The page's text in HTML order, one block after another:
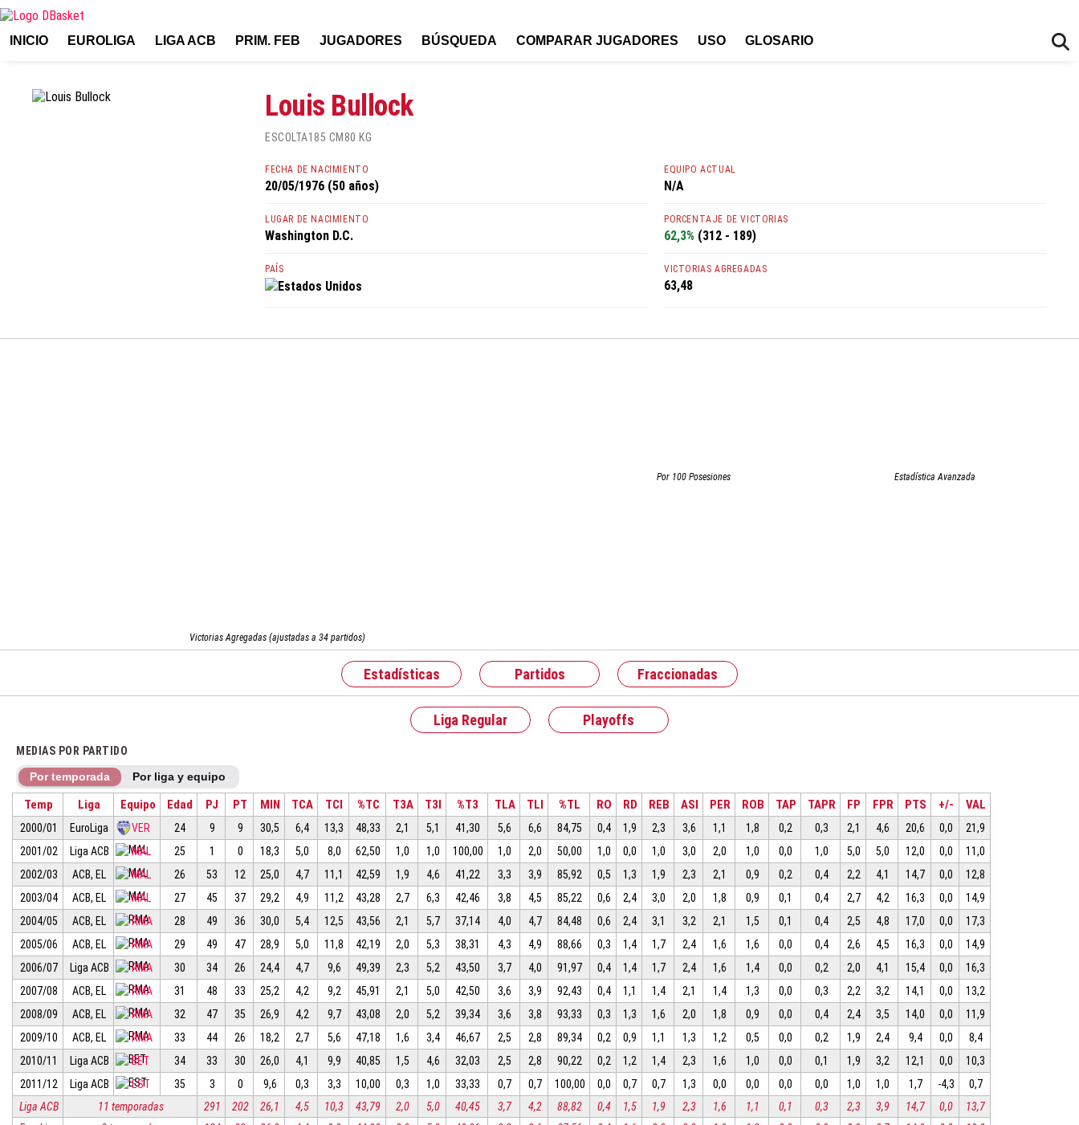
INICIO EUROLIGA LIGA ACB PRIM. FEB JUGADORES BÚSQUEDA COMPARAR JUGADORES USO GLOSARIO
Louis Bullock
ESCOLTA185 CM 80 KG
FECHA DE NACIMIENTO
20/05/1976 (50 años)
LUGAR DE NACIMIENTO
Washington D.C.
PAÍS
Estados Unidos
EQUIPO ACTUAL
N/A
PORCENTAJE DE VICTORIAS
62,3% (312 - 189)
VICTORIAS AGREGADAS
63,48
Victorias Agregadas (ajustadas a 34 partidos)
Por 100 Posesiones Estadística Avanzada
Estadísticas Partidos Fraccionadas
Liga Regular Playoffs
MEDIAS POR PARTIDO
Por temporada Por liga y equipo
Temp Liga Equipo Edad PJ PT MIN TCA TCI %TC T3A T3I %T3 TLA TLI %TL RO RD REB ASI PER ROB TAP TAPR FP FPR PTS +/- VAL
2000/01 EuroLiga VER 24 9 9 30,5 6,4 13,3 48,33 2,1 5,1 41,30 5,6 6,6 84,75 0,4 1,9 2,3 3,6 1,1 1,8 0,2 0,3 2,1 4,6 20,6 0,0
21,9
2001/02
Liga ACB MAL 25 1 0 18,3 5,0 8,0 62,50 1,0 1,0 100,00 1,0 2,0 50,00 1,0 0,0 1,0 3,0 2,0 1,0 0,0 1,0 5,0 5,0 12,0 0,0
11,0
2002/03
ACB, EL MAL 26 53 12 25,0 4,7 11,1 42,59 1,9 4,6 41,22 3,3 3,9 85,92 0,5 1,3 1,9 2,3 2,1 0,9 0,2 0,4 2,2 4,1 14,7 0,0
12,8
2003/04
ACB, EL MAL 27 45 37 29,2 4,9 11,2 43,28 2,7 6,3 42,46 3,8 4,5 85,22 0,6 2,4 3,0 2,0 1,8 0,9 0,1 0,4 2,7 4,2 16,3 0,0
14,9
2004/05
ACB, EL RMA 28 49 36 30,0 5,4 12,5 43,56 2,1 5,7 37,14 4,0 4,7 84,48 0,6 2,4 3,1 3,2 2,1 1,5 0,1 0,4 2,5 4,8 17,0 0,0
17,3
2005/06
ACB, EL RMA 29 49 47 28,9 5,0 11,8 42,19 2,0 5,3 38,31 4,3 4,9 88,66 0,3 1,4 1,7 2,4 1,6 1,6 0,0 0,4 2,6 4,5 16,3 0,0
14,9
2006/07
Liga ACB RMA 30 34 26 24,4 4,7 9,6 49,39 2,3 5,2 43,50 3,7 4,0 91,97 0,4 1,4 1,7 2,4 1,6 1,4 0,0 0,2 2,0 4,1 15,4 0,0
16,3
2007/08
ACB, EL RMA 31 48 33 25,2 4,2 9,2 45,91 2,1 5,0 42,50 3,6 3,9 92,43 0,4 1,1 1,4 2,1 1,4 1,3 0,0 0,3 2,2 3,2 14,1 0,0
13,2
2008/09
ACB, EL RMA 32 47 35 26,9 4,2 9,7 43,08 2,0 5,2 39,34 3,6 3,8 93,33 0,3 1,3 1,6 2,0 1,8 0,9 0,0 0,4 2,4 3,5 14,0 0,0
11,9
2009/10
ACB, EL RMA 33 44 26 18,2 2,7 5,6 47,18 1,6 3,4 46,67 2,5 2,8 89,34 0,2 0,9 1,1 1,3 1,2 0,5 0,0 0,2 1,9 2,4 9,4 0,0
8,4
2010/11
Liga ACB BET 34 33 30 26,0 4,1 9,9 40,85 1,5 4,6 32,03 2,5 2,8 90,22 0,2 1,2 1,4 2,3 1,6 1,0 0,0 0,1 1,9 3,2 12,1 0,0
10,3
2011/12
Liga ACB EST 35 3 0 9,6 0,3 3,3 10,00 0,3 1,0 33,33 0,7 0,7 100,00 0,0 0,7 0,7 1,3 0,0 0,0 0,0 0,0 1,0 1,0 1,7 -4,3
0,7
Liga ACB
11 temporadas 291 202 26,1 4,5 10,3 43,79 2,0 5,0 40,45 3,7 4,2 88,82 0,4 1,5 1,9 2,3 1,6 1,1 0,1 0,3 2,3 3,9 14,7 0,0
13,7